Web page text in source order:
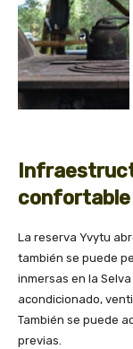
confortable
La reserva Yvytu
también se puede
inmersas en la
acondicionado,
También se puede
previas.